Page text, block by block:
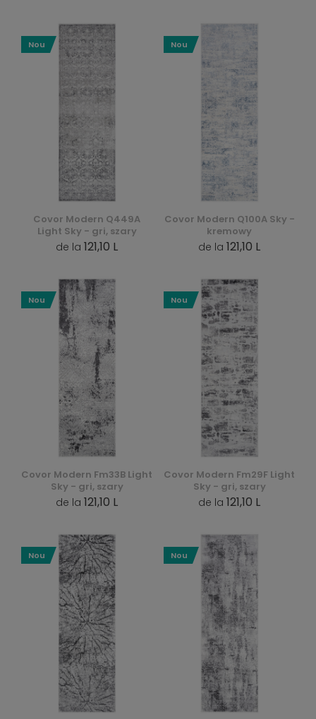
Covor Modern Q449A
Light Sky - gri, szary
de la 121,10 L
Nou
Covor Modern Q100A Sky -
kremowy
de la 121,10 L
Nou
Covor Modern Fm33B Light
Sky - gri, szary
de la 121,10 L
Nou
Covor Modern Fm29F Light
Sky - gri, szary
de la 121,10 L
Nou
Nou Nou